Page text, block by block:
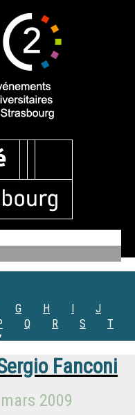
G H I
J
Q R S
T
Fanconi
2009